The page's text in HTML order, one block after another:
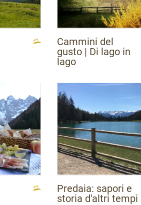
Cammini del
gusto | Di lago in
lago
Predaia: sapori e
storia d'altri tempi